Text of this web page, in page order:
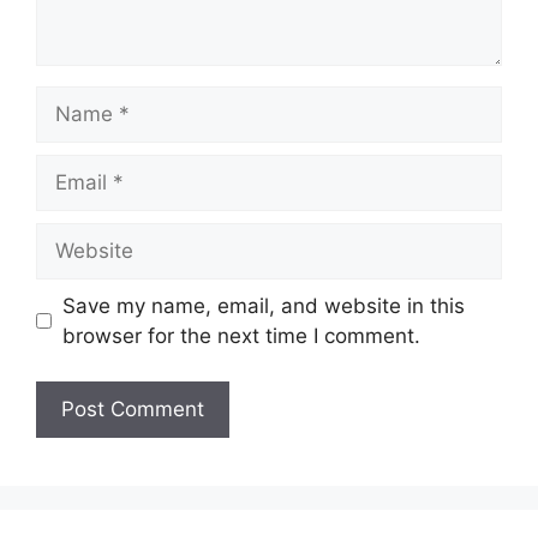
Save my name, email, and website in this
browser for the next time I comment.